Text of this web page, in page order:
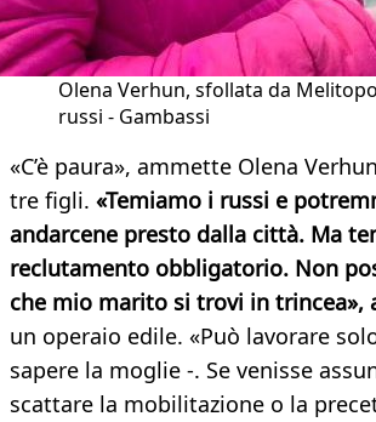
Olena Verhun, sfollata da
russi - Gambassi
«C’è paura», ammette Olena
tre figli. «Temiamo i russi e
andarcene presto dalla città. Ma
reclutamento obbligatorio. Non
che mio marito si trovi in trincea»,
un operaio edile. «Può lavorare
sapere la moglie -. Se venisse
scattare la mobilitazione o la